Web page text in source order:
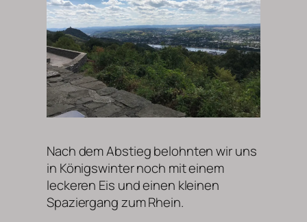
Nach dem Abstieg belohnten wir uns
in Königswinter noch mit einem
leckeren Eis und einen kleinen
Spaziergang zum Rhein.